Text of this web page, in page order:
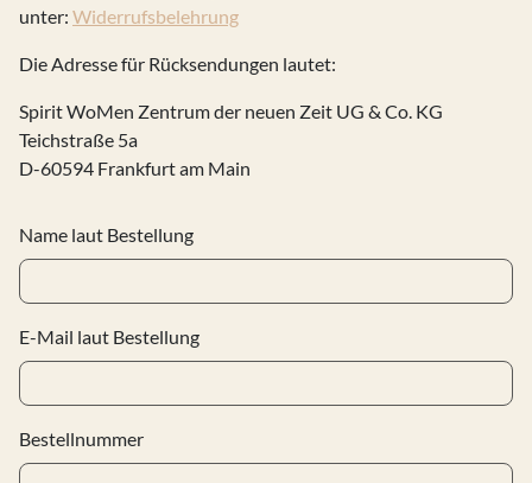
unter: Widerrufsbelehrung
Die Adresse für Rücksendungen lautet:
Spirit WoMen Zentrum der neuen Zeit UG & Co. KG
Teichstraße 5a
D-60594 Frankfurt am Main
Name laut Bestellung
E-Mail laut Bestellung
Bestellnummer